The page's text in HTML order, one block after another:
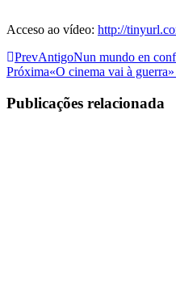
Acceso ao vídeo: http://
PrevAntigoNun mundo en
Próxima«O cinema vai à
Publicações relacionada